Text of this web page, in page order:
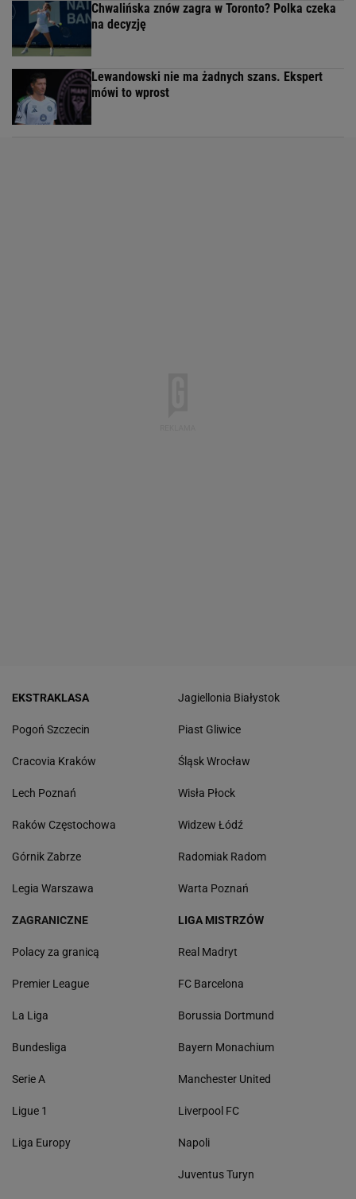
Chwalińska znów zagra w Toronto? Polka czeka
na decyzję
Lewandowski nie ma żadnych szans. Ekspert
mówi to wprost
EKSTRAKLASA
Pogoń Szczecin
Cracovia Kraków
Lech Poznań
Raków Częstochowa
Górnik Zabrze
Legia Warszawa
Jagiellonia Białystok
Piast Gliwice
Śląsk Wrocław
Wisła Płock
Widzew Łódź
Radomiak Radom
Warta Poznań
ZAGRANICZNE
Polacy za granicą
Premier League
La Liga
Bundesliga
Serie A
Ligue 1
Liga Europy
LIGA MISTRZÓW
Real Madryt
FC Barcelona
Borussia Dortmund
Bayern Monachium
Manchester United
Liverpool FC
Napoli
Juventus Turyn